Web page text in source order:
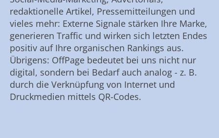
redaktionelle Artikel, Pressemitteilungen und
vieles mehr: Externe Signale stärken Ihre Marke,
generieren Traffic und wirken sich letzten Endes
positiv auf Ihre organischen Rankings aus.
Übrigens: OffPage bedeutet bei uns nicht nur
digital, sondern bei Bedarf auch analog - z. B.
durch die Verknüpfung von Internet und
Druckmedien mittels QR-Codes.